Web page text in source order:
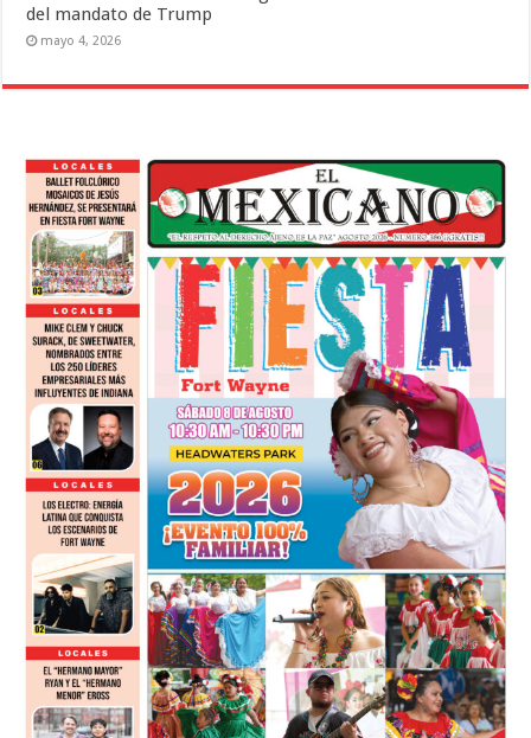
del mandato de Trump
mayo 4, 2026